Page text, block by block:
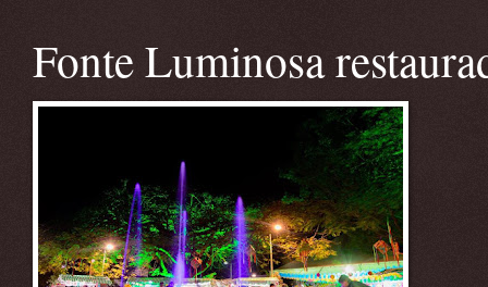
Fonte Luminosa